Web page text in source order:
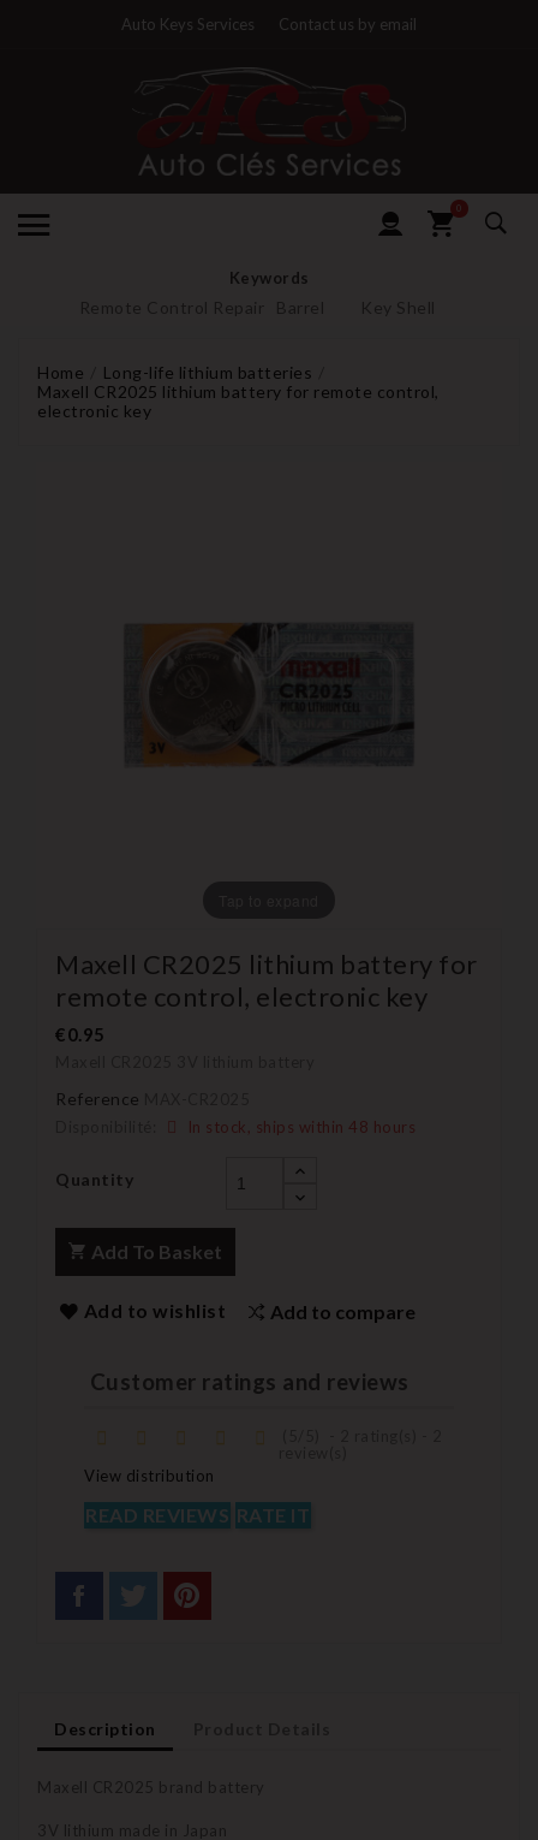
Auto Keys Services Contact us by email
0
Keywords
Remote Control Repair Barrel Key Shell
Home
Long-life lithium batteries
Maxell CR2025 lithium battery for remote control,
electronic key
Maxell CR2025 lithium battery for
remote control, electronic key
€0.95
Reference
In stock, ships within 48 hours
Quantity
Add To Basket
Add to wishlist Add to compare
Customer ratings and reviews
View distribution
READ REVIEWS RATE IT
Description
Maxell CR2025 brand battery
3V lithium made in Japan